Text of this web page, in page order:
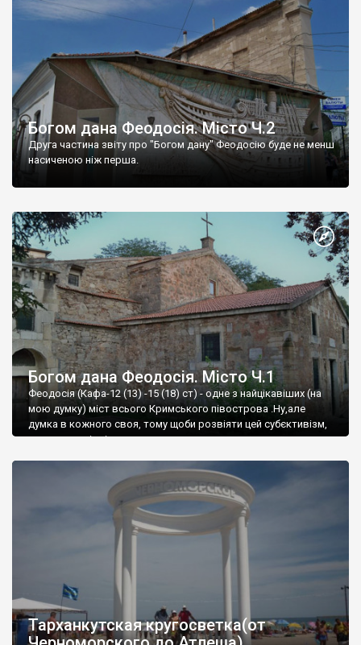
Богом дана Феодосія. Місто Ч.2
Друга частина звіту про "Богом дану" Феодосію буде не менш
насиченою ніж перша.
Богом дана Феодосія. Місто Ч.1
Феодосія (Кафа-12 (13) -15 (18) ст) - одне з найцікавіших (на
мою думку) міст всього Кримського півострова .Ну,але
думка в кожного своя, тому щоби розвіяти цей субєктивізм,
запрошую відвідати це
Тарханкутская кругосветка(от